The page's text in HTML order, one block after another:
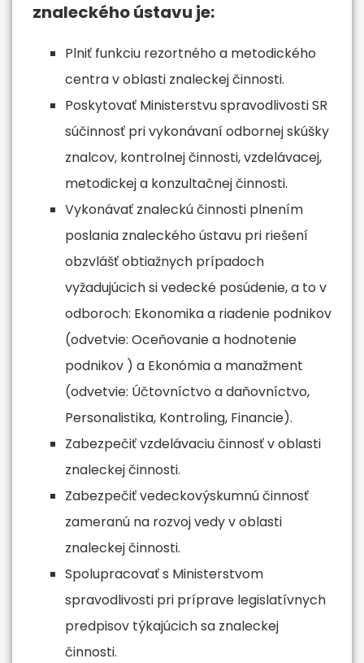
znaleckého ústavu je:
Plniť funkciu rezortného a metodického
centra v oblasti znaleckej činnosti.
Poskytovať Ministerstvu spravodlivosti SR
súčinnosť pri vykonávaní odbornej skúšky
znalcov, kontrolnej činnosti, vzdelávacej,
metodickej a konzultačnej činnosti.
Vykonávať znaleckú činnosti plnením
poslania znaleckého ústavu pri riešení
obzvlášť obtiažnych prípadoch
vyžadujúcich si vedecké posúdenie, a to v
odboroch: Ekonomika a riadenie podnikov
(odvetvie: Oceňovanie a hodnotenie
podnikov ) a Ekonómia a manažment
(odvetvie: Účtovníctvo a daňovníctvo,
Personalistika, Kontroling, Financie).
Zabezpečiť vzdelávaciu činnosť v oblasti
znaleckej činnosti.
Zabezpečiť vedeckovýskumnú činnosť
zameranú na rozvoj vedy v oblasti
znaleckej činnosti.
Spolupracovať s Ministerstvom
spravodlivosti pri príprave legislatívnych
predpisov týkajúcich sa znaleckej
činnosti.